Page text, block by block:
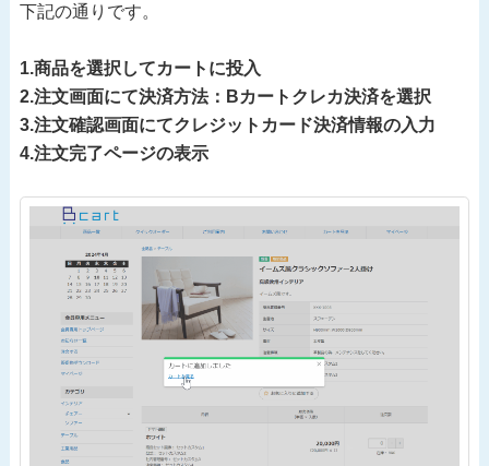
下記の通りです。
1.商品を選択してカートに投入
2.注文画面にて決済方法：Bカートクレカ決済を選択
3.注文確認画面にてクレジットカード決済情報の入力
4.注文完了ページの表示